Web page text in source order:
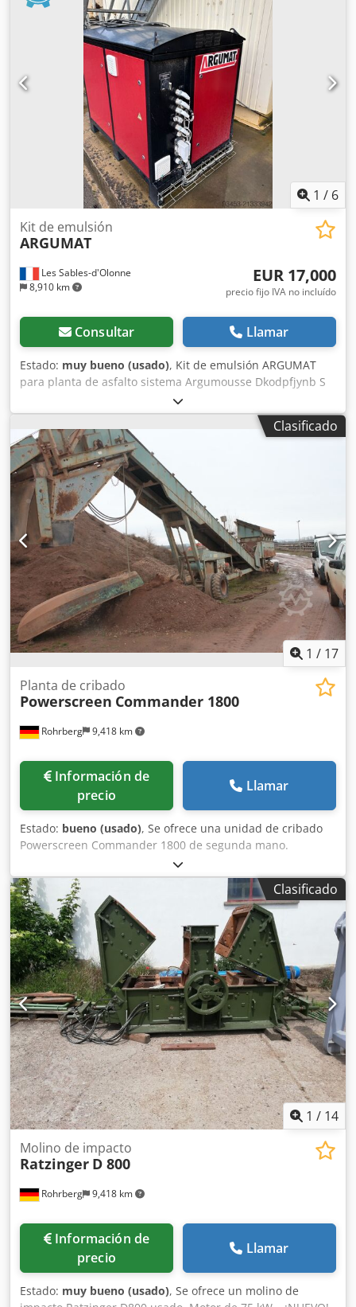
1 / 6
Les Sables-d'Olonne
8,910 km
Kit de emulsión
ARGUMAT
EUR 17,000
precio fijo IVA no incluído
Consultar Llamar
Estado: muy bueno (usado), Kit de emulsión ARGUMAT
para planta de asfalto sistema Argumousse Dkodpfjynb S
Clasificado
1 / 17
Rohrberg 9,418 km
Planta de cribado
Powerscreen Commander 1800
Información de
precio
Llamar
Estado: bueno (usado), Se ofrece una unidad de cribado
Powerscreen Commander 1800 de segunda mano.
Plataforma de cribado, caja de cribado, dos cintas
transportadoras, cinta de capotaje, ancho de cinta 80,
motor Deutz de 4 cilindros, nuevas líneas hidráulicas y
conexiones, cableado eléctrico nuevo. Dkjdpfx Aonnz
Tkobzsr Totalmente funcional.
Clasificado
1 / 14
Rohrberg 9,418 km
Molino de impacto
Ratzinger D 800
Información de
precio
Llamar
Estado: muy bueno (usado), Se ofrece un molino de